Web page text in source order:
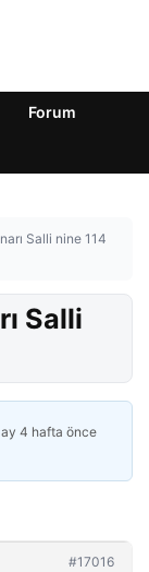
Forum
Salli nine 114
Salli
ay 4 hafta önce
#17016